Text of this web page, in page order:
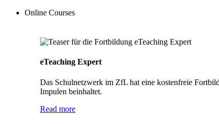
Online Courses
eTeaching Expert
Das Schulnetzwerk im ZfL hat eine kostenfreie
Impulen beinhaltet.
Read more